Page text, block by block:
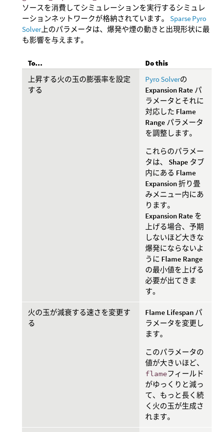
ソースを消費してシミュレーションを実行するシミュレ
ーションネットワークが格納されています。 Sparse Pyro
Solver上のパラメータは、爆発や煙の動きと出現形状に最
も影響を与えます。
To...
Do this
上昇する火の玉の膨張率を設定
する
Pyro Solverの
Expansion Rate パ
ラメータとそれに
対応した Flame
Range パラメータ
を調整します。
これらのパラメー
タは、 Shape タブ
内にある Flame
Expansion折り畳
みメニュー内にあ
ります。
Expansion Rate を
上げる場合、予期
しないほど大きな
爆発にならないよ
うに Flame Range
の最小値を上げる
必要が出てきま
す。
火の玉が減衰する速さを変更す
る
Flame Lifespan パ
ラメータを変更し
ます。
このパラメータの
値が大きいほど、
flameフィールド
がゆっくりと減っ
て、もっと長く続
く火の玉が生成さ
れます。